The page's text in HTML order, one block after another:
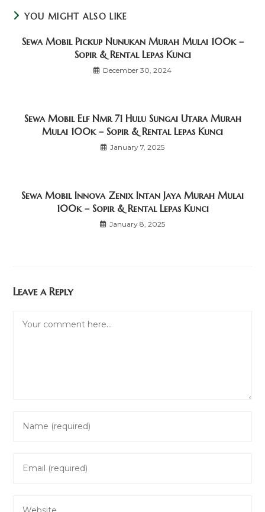
YOU MIGHT ALSO LIKE
Sewa Mobil Pickup Nunukan Murah Mulai 100k –
Sopir & Rental Lepas Kunci
December 30, 2024
Sewa Mobil Elf Nmr 71 Hulu Sungai Utara Murah
Mulai 100k – Sopir & Rental Lepas Kunci
January 7, 2025
Sewa Mobil Innova Zenix Intan Jaya Murah Mulai
100k – Sopir & Rental Lepas Kunci
January 8, 2025
Leave a Reply
your
comment
your
address